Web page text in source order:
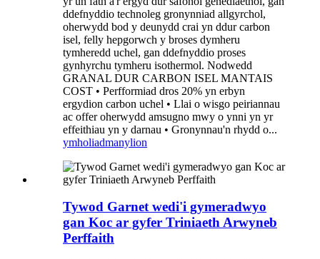
ddefnyddio technoleg gronynniad allgyrchol,
oherwydd bod y deunydd crai yn ddur carbon
isel, felly hepgorwch y broses dymheru
tymheredd uchel, gan ddefnyddio proses
gynhyrchu tymheru isothermol. Nodwedd
GRANAL DUR CARBON ISEL MANTAIS
COST • Perfformiad dros 20% yn erbyn
ergydion carbon uchel • Llai o wisgo peiriannau
ac offer oherwydd amsugno mwy o ynni yn yr
effeithiau yn y darnau • Gronynnau'n rhydd o...
ymholiadmanylion
Tywod Garnet wedi'i gymeradwyo
gan Koc ar gyfer Triniaeth Arwyneb
Perffaith